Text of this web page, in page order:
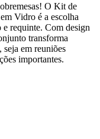
O Kit de
Vidro é a escolha
requinte. Com design
transforma
seja em reuniões
importantes.